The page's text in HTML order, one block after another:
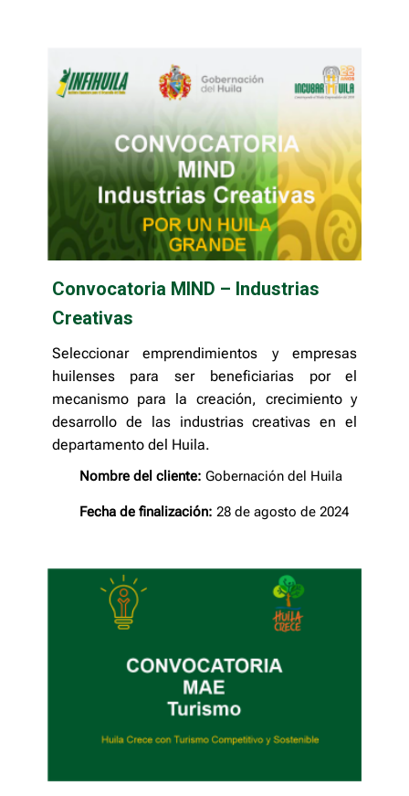
Convocatoria MIND – Industrias
Creativas
Seleccionar emprendimientos y empresas
huilenses para ser beneficiarias por el
mecanismo para la creación, crecimiento y
desarrollo de las industrias creativas en el
departamento del Huila.
Nombre del cliente: Gobernación del Huila
Fecha de finalización: 28 de agosto de 2024